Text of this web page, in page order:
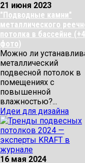
21 июня 2023
"Подводные камни"
металлического
потолка в бассейне (+4
фото)
Можно ли
металлический
подвесной потолок в
помещениях с
повышенной
влажностью?...
Идеи для дизайна
16 мая 2024